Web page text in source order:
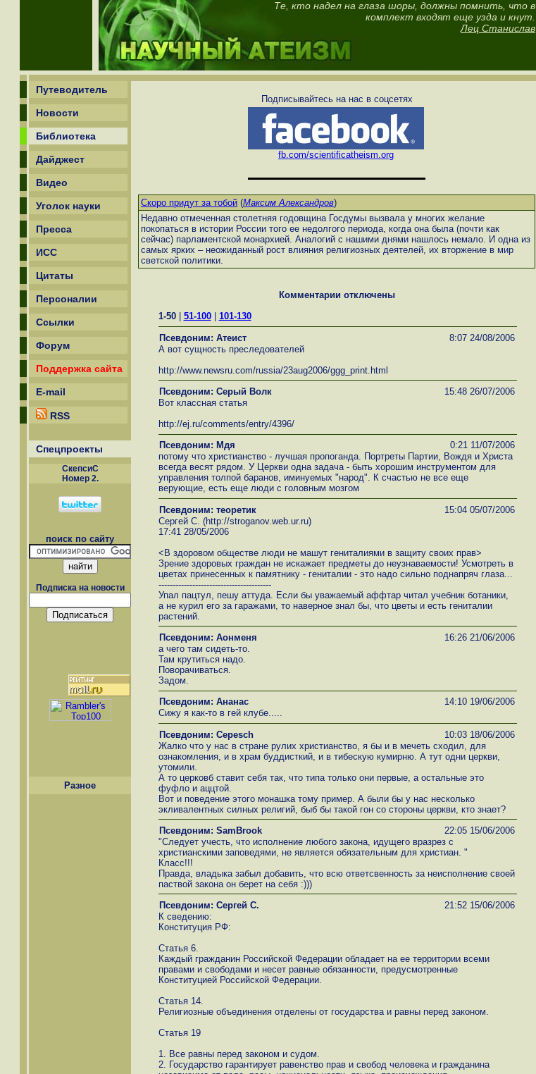
Те, кто надел на глаза шоры, должны помнить, что в
комплект входят еще узда и кнут.
Лец Станислав
Путеводитель
Новости
Библиотека
Дайджест
Видео
Уголок науки
Пресса
ИСС
Цитаты
Персоналии
Ссылки
Форум
Поддержка сайта
E-mail
RSS
Спецпроекты
СкепсиС
Номер 2.
поиск по сайту
Подписка на новости
Разное
Подписывайтесь на нас в соцсетях
fb.com/scientificatheism.org
Скоро придут за тобой (Максим Александров)
Недавно отмеченная столетняя годовщина Госдумы вызвала у многих желание
покопаться в истории России того ее недолгого периода, когда она была (почти как
сейчас) парламентской монархией. Аналогий с нашими днями нашлось немало. И одна из
самых ярких – неожиданный рост влияния религиозных деятелей, их вторжение в мир
светской политики.
Комментарии отключены
1-50| 51-100| 101-130
Псевдоним: Атеист
8:07 24/08/2006
А вот сущность преследователей
http://www.newsru.com/russia/23aug2006/ggg_print.html
Псевдоним: Серый Волк
15:48 26/07/2006
Вот классная статья
http://ej.ru/comments/entry/4396/
Псевдоним: Мдя
0:21 11/07/2006
потому что христианство - лучшая пропоганда. Портреты Партии, Вождя и Христа
всегда весят рядом. У Церкви одна задача - быть хорошим инструментом для
управления толпой баранов, иминуемых "народ". К счастью не все еще
верующие, есть еще люди с головным мозгом
Псевдоним: теоретик
15:04 05/07/2006
Сергей С. (http://stroganov.web.ur.ru)
17:41 28/05/2006
<В здоровом обществе люди не машут гениталиями в защиту своих прав>
Зрение здоровых граждан не искажает предметы до неузнаваемости! Усмотреть в
цветах принесенных к памятнику - гениталии - это надо сильно поднапряч глаза...
----------------------------------------
Упал пацтул, пешу аттуда. Если бы уважаемый аффтар читал учебник ботаники,
а не курил его за гаражами, то наверное знал бы, что цветы и есть гениталии
растений.
Псевдоним: Аонменя
16:26 21/06/2006
а чего там сидеть-то.
Там крутиться надо.
Поворачиваться.
Задом.
Псевдоним: Ананас
14:10 19/06/2006
Сижу я как-то в гей клубе.....
Псевдоним: Cepesch
10:03 18/06/2006
Жалко что у нас в стране рулих христианство, я бы и в мечеть сходил, для
ознакомления, и в храм буддисткий, и в тибескую кумирню. А тут одни церкви,
утомили.
А то церковб ставит себя так, что типа только они первые, а остальные это
фуфло и аццтой.
Вот и поведение этого монашка тому пример. А были бы у нас несколько
экливалентных силных религий, быб бы такой гон со стороны церкви, кто знает?
Псевдоним: SamBrook
22:05 15/06/2006
"Следует учесть, что исполнение любого закона, идущего вразрез с
христианскими заповедями, не является обязательным для христиан. "
Класс!!!
Правда, владыка забыл добавить, что всю ответсвенность за неисполнение своей
паствой закона он берет на себя :)))
Псевдоним: Сергей С.
21:52 15/06/2006
К сведению:
Конституция РФ:
Статья 6.
Каждый гражданин Российской Федерации обладает на ее территории всеми
правами и свободами и несет равные обязанности, предусмотренные
Конституцией Российской Федерации.
Статья 14.
Религиозные объединения отделены от государства и равны перед законом.
Статья 19
1. Все равны перед законом и судом.
2. Государство гарантирует равенство прав и свобод человека и гражданина